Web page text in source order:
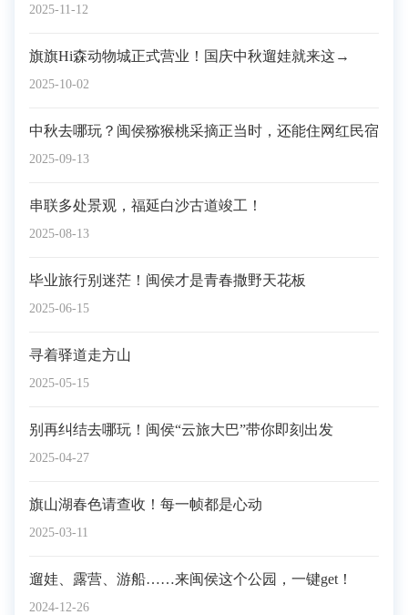
2025-11-12
2025-10-02
旗旗Hi森动物城正式营业！国庆中秋遛娃就来这→
2025-09-13
中秋去哪玩？闽侯猕猴桃采摘正当时，还能住网红民宿
2025-08-13
串联多处景观，福延白沙古道竣工！
2025-06-15
毕业旅行别迷茫！闽侯才是青春撒野天花板
2025-05-15
寻着驿道走方山
2025-04-27
别再纠结去哪玩！闽侯“云旅大巴”带你即刻出发
2025-03-11
旗山湖春色请查收！每一帧都是心动
2024-12-26
遛娃、露营、游船……来闽侯这个公园，一键get！